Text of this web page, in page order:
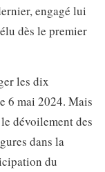
engagé lui
dès le premier
les dix
6 mai 2024. Mais
dévoilement des
dans la
du